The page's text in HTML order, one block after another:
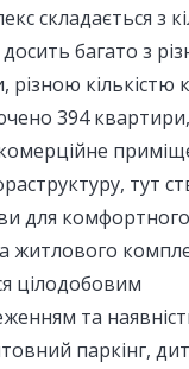
складається з
багато з
різною кількістю
394
тут
для
житлового
цілодобовим
та
паркінг,